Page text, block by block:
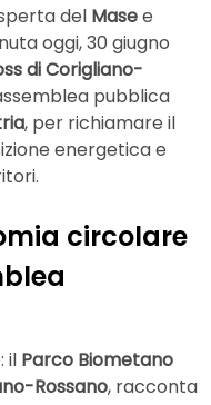
del Masee
oggi, 30 giugno
di Corigliano-
pubblica
, per richiamare il
energetica e
circolare
il Parco Biometano
Rossano, racconta